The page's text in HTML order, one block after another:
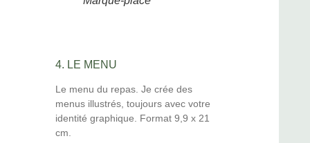
4. LE MENU
Le menu du repas. Je crée des
menus illustrés, toujours avec votre
identité graphique. Format 9,9 x 21
cm.